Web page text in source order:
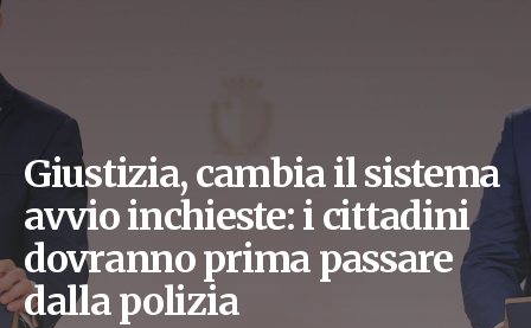
Giustizia, cambia il sistema
avvio inchieste: i cittadini
dovranno prima passare
dalla polizia